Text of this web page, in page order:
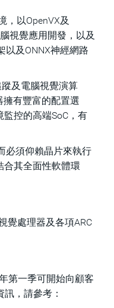
，以OpenVX及
視覺應用開發，以及
以及ONNX神經網路
蹤及電腦視覺演算
擁有豐富的配置選
控的高端SoC，有
必須仰賴晶片來執行
合其全面性軟體環
覺處理器及各項ARC
第一季可開始向顧客
，請參考：